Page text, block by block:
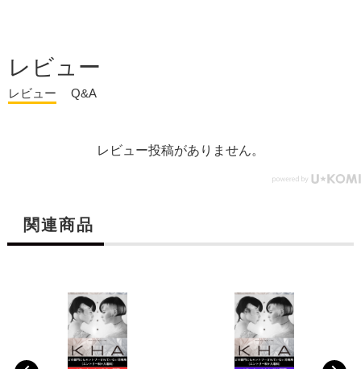
レビュー
レビュー Q&A
レビュー投稿がありません。
関連商品